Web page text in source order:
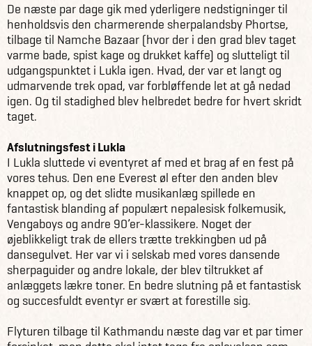
De næste par dage gik med yderligere nedstigninger til
henholdsvis den charmerende sherpalandsby Phortse,
tilbage til Namche Bazaar (hvor der i den grad blev taget
varme bade, spist kage og drukket kaffe) og slutteligt til
udgangspunktet i Lukla igen. Hvad, der var et langt og
udmarvende trek opad, var forbløffende let at gå nedad
igen. Og til stadighed blev helbredet bedre for hvert skridt
taget.
Afslutningsfest i Lukla
I Lukla sluttede vi eventyret af med et brag af en fest på
vores tehus. Den ene Everest øl efter den anden blev
knappet op, og det slidte musikanlæg spillede en
fantastisk blanding af populært nepalesisk folkemusik,
Vengaboys og andre 90’er-klassikere. Noget der
øjeblikkeligt trak de ellers trætte trekkingben ud på
dansegulvet. Her var vi i selskab med vores dansende
sherpaguider og andre lokale, der blev tiltrukket af
anlæggets lækre toner. En bedre slutning på et fantastisk
og succesfuldt eventyr er svært at forestille sig.
Flyturen tilbage til Kathmandu næste dag var et par timer